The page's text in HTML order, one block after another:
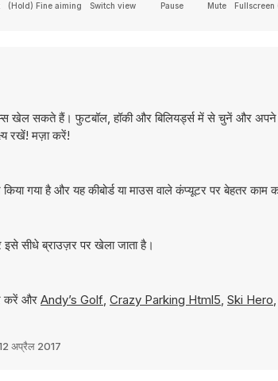
(Hold) Fine aiming Switch view Pause Mute Fullscreen
खेल सकते हैं। फुटबॉल, हॉकी और बिलियर्ड्स में से चुनें और अपने
रखें! मज़ा करें!
गया है और यह कीबोर्ड या माउस वाले कंप्यूटर पर बेहतर काम
सीधे ब्राउज़र पर खेला जाता है।
करें और Andy’s Golf, Crazy Parking Html5, Ski Hero
अप्रैल 2017